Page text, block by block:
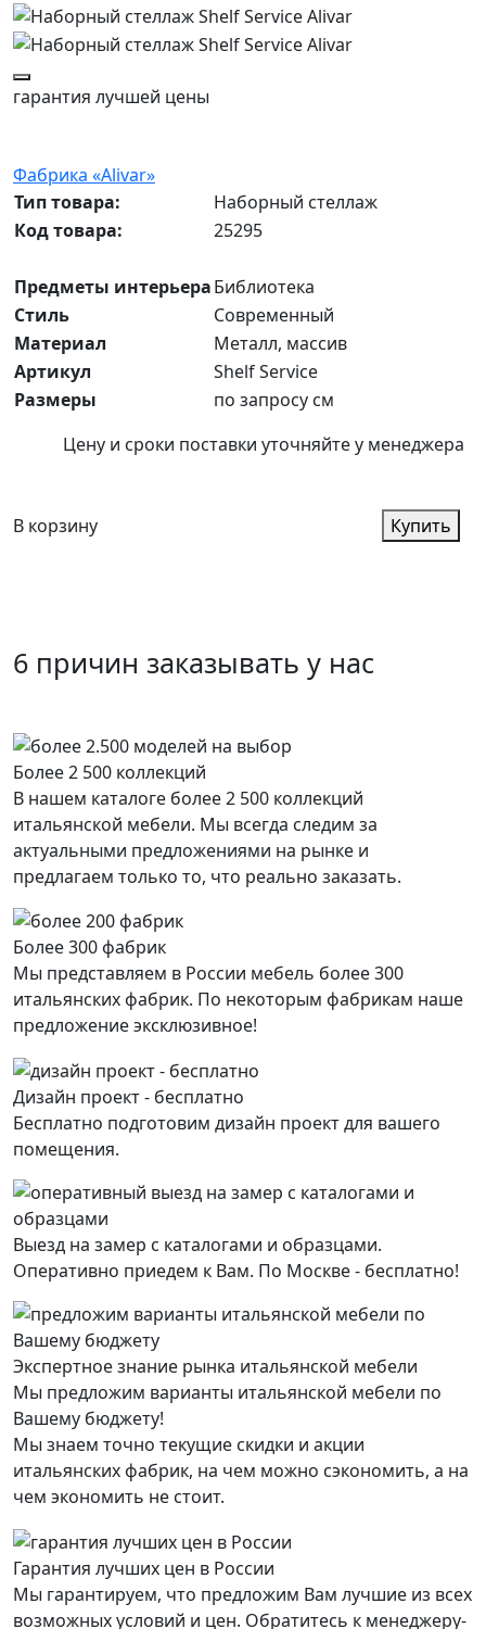
гарантия лучшей цены
Фабрика «Alivar»
Тип товара:
Наборный стеллаж
Код товара:
25295
Предметы интерьераБиблиотека
Стиль
Современный
Материал
Металл, массив
Артикул
Shelf Service
Размеры
по запросу см
Цену и сроки поставки уточняйте у менеджера
В корзину Купить
6 причин заказывать у нас
Более 2 500 коллекций
В нашем каталоге более 2 500 коллекций
итальянской мебели. Мы всегда следим за
актуальными предложениями на рынке и
предлагаем только то, что реально заказать.
Более 300 фабрик
Мы представляем в России мебель более 300
итальянских фабрик. По некоторым фабрикам наше
предложение эксклюзивное!
Дизайн проект - бесплатно
Бесплатно подготовим дизайн проект для вашего
помещения.
Выезд на замер с каталогами и образцами.
Оперативно приедем к Вам. По Москве - бесплатно!
Экспертное знание рынка итальянской мебели
Мы предложим варианты итальянской мебели по
Вашему бюджету!
Мы знаем точно текущие скидки и акции
итальянских фабрик, на чем можно сэкономить, а на
чем экономить не стоит.
Гарантия лучших цен в России
Мы гарантируем, что предложим Вам лучшие из всех
возможных условий и цен. Обратитесь к менеджеру-